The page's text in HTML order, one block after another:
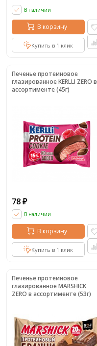
В наличии
В корзину
Купить в 1 клик
Печенье протеиновое
глазированное KERLLI ZERO в
ассортименте (45г)
78 ₽
В наличии
В корзину
Купить в 1 клик
Печенье протеиновое
глазированное MARSHICK
ZERO в ассортименте (53г)